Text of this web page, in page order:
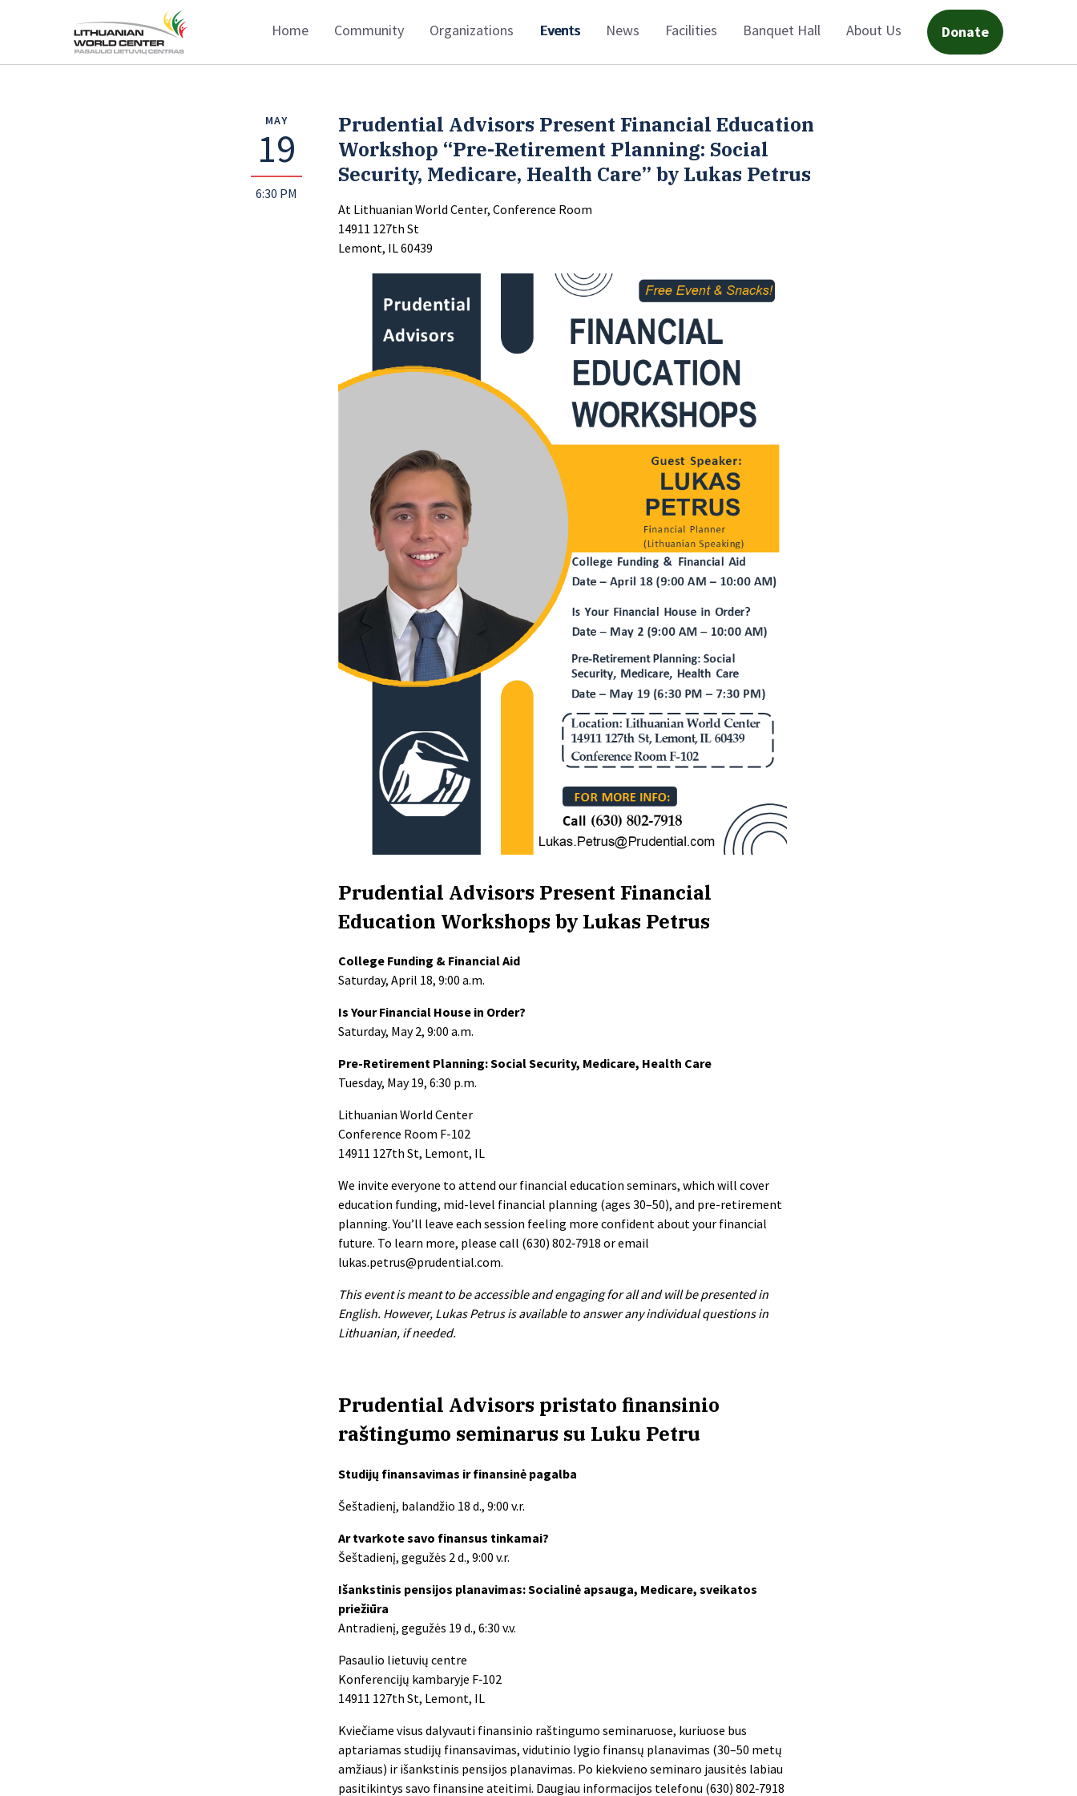
Home Community Organizations Events News Facilities Banquet Hall About Us Donate
MAY
19
6:30 PM
Prudential Advisors Present Financial Education
Workshop “Pre-Retirement Planning: Social
Security, Medicare, Health Care” by Lukas Petrus
At Lithuanian World Center, Conference Room
14911 127th St
Lemont, IL 60439
Prudential Advisors Present Financial
Education Workshops by Lukas Petrus
College Funding & Financial Aid
Saturday, April 18, 9:00 a.m.
Is Your Financial House in Order?
Saturday, May 2, 9:00 a.m.
Pre-Retirement Planning: Social Security, Medicare, Health Care
Tuesday, May 19, 6:30 p.m.
Lithuanian World Center
Conference Room F-102
14911 127th St, Lemont, IL
We invite everyone to attend our financial education seminars, which will cover
education funding, mid-level financial planning (ages 30–50), and pre-retirement
planning. You’ll leave each session feeling more confident about your financial
future. To learn more, please call (630) 802‑7918 or email
lukas.petrus@prudential.com.
This event is meant to be accessible and engaging for all and will be presented in
English. However, Lukas Petrus is available to answer any individual questions in
Lithuanian, if needed.
Prudential Advisors pristato finansinio
raštingumo seminarus su Luku Petru
Studijų finansavimas ir finansinė pagalba
Šeštadienį, balandžio 18 d., 9:00 v.r.
Ar tvarkote savo finansus tinkamai?
Šeštadienį, gegužės 2 d., 9:00 v.r.
Išankstinis pensijos planavimas: Socialinė apsauga, Medicare, sveikatos
priežiūra
Antradienį, gegužės 19 d., 6:30 v.v.
Pasaulio lietuvių centre
Konferencijų kambaryje F‑102
14911 127th St, Lemont, IL
Kviečiame visus dalyvauti finansinio raštingumo seminaruose, kuriuose bus
aptariamas studijų finansavimas, vidutinio lygio finansų planavimas (30–50 metų
amžiaus) ir išankstinis pensijos planavimas. Po kiekvieno seminaro jausitės labiau
pasitikintys savo finansine ateitimi. Daugiau informacijos telefonu (630) 802‑7918